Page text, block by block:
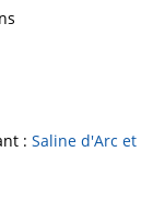
: Saline d'Arc et